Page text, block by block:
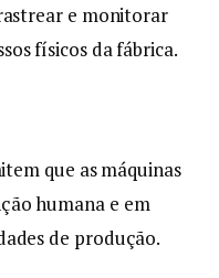
e monitorar
físicos da fábrica.
que as máquinas
humana e em
de produção.